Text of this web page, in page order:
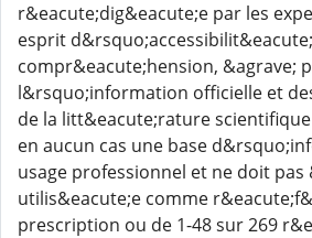
r&eacute;dig&eacute;e par les
esprit
compr&eacute;hension, &agrave;
l&rsquo;information officielle et
de la litt&eacute;rature
en aucun cas une base
usage professionnel et ne doit pas
utilis&eacute;e comme
prescription ou de 1-48 sur 269